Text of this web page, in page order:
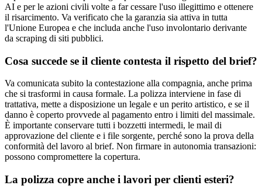
AI e per le azioni civili volte a far cessare l'uso illegittimo e ottenere
il risarcimento. Va verificato che la garanzia sia attiva in tutta
l'Unione Europea e che includa anche l'uso involontario derivante
da scraping di siti pubblici.
Cosa succede se il cliente contesta il rispetto del brief?
Va comunicata subito la contestazione alla compagnia, anche prima
che si trasformi in causa formale. La polizza interviene in fase di
trattativa, mette a disposizione un legale e un perito artistico, e se il
danno è coperto provvede al pagamento entro i limiti del massimale.
È importante conservare tutti i bozzetti intermedi, le mail di
approvazione del cliente e i file sorgente, perché sono la prova della
conformità del lavoro al brief. Non firmare in autonomia transazioni:
possono compromettere la copertura.
La polizza copre anche i lavori per clienti esteri?